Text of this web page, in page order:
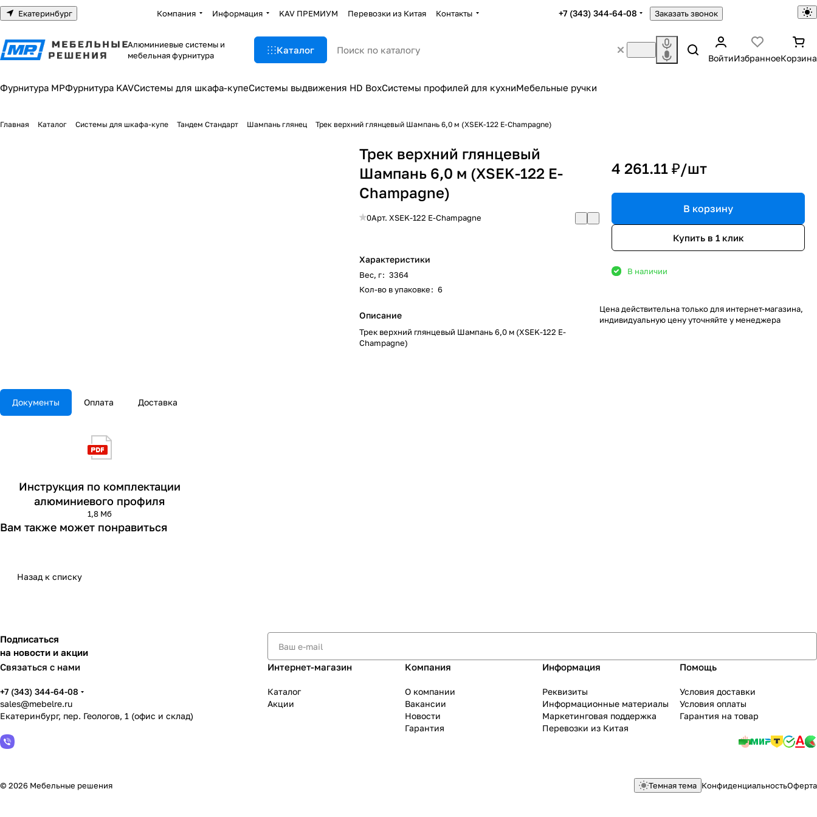
Екатеринбург Компания Информация KAV ПРЕМИУМ Перевозки из Китая Контакты +7 (343) 344-64-08 Заказать звонок
Алюминиевые системы и
мебельная фурнитура
Каталог
ВойтиИзбранноеКорзина
Фурнитура МРФурнитура KAVСистемы для шкафа-купеСистемы выдвижения HD BoxСистемы профилей для кухниМебельные ручки
Главная Каталог Системы для шкафа-купе Тандем Стандарт Шампань глянец Трек верхний глянцевый Шампань 6,0 м (XSEK-122 E-Champagne)
Трек верхний глянцевый
Шампань 6,0 м (XSEK-122 E-
Champagne)
0Арт.XSEK-122 E-Champagne
Характеристики
Вес, г: 3364
Кол-во в упаковке: 6
Описание
Трек верхний глянцевый Шампань 6,0 м (XSEK-122 E-
Champagne)
4 261.11 ₽/шт
В корзину
Купить в 1 клик
В наличии
Цена действительна только для интернет-магазина,
индивидуальную цену уточняйте у менеджера
Документы Оплата Доставка
Инструкция по комплектации
алюминиевого профиля
1,8 Мб
Вам также может понравиться
Назад к списку
Подписаться
на новости и акции
Связаться с нами
+7 (343) 344-64-08
sales@mebelre.ru
Екатеринбург, пер. Геологов, 1 (офис и склад)
Интернет-магазин
Каталог
Акции
Компания
О компании
Вакансии
Новости
Гарантия
Информация
Реквизиты
Информационные материалы
Маркетинговая поддержка
Перевозки из Китая
Помощь
Условия доставки
Условия оплаты
Гарантия на товар
© 2026 Мебельные решения Темная тема КонфиденциальностьОферта